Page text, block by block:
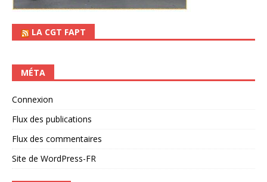
LA CGT FAPT
MÉTA
Connexion
Flux des publications
Flux des commentaires
Site de WordPress-FR